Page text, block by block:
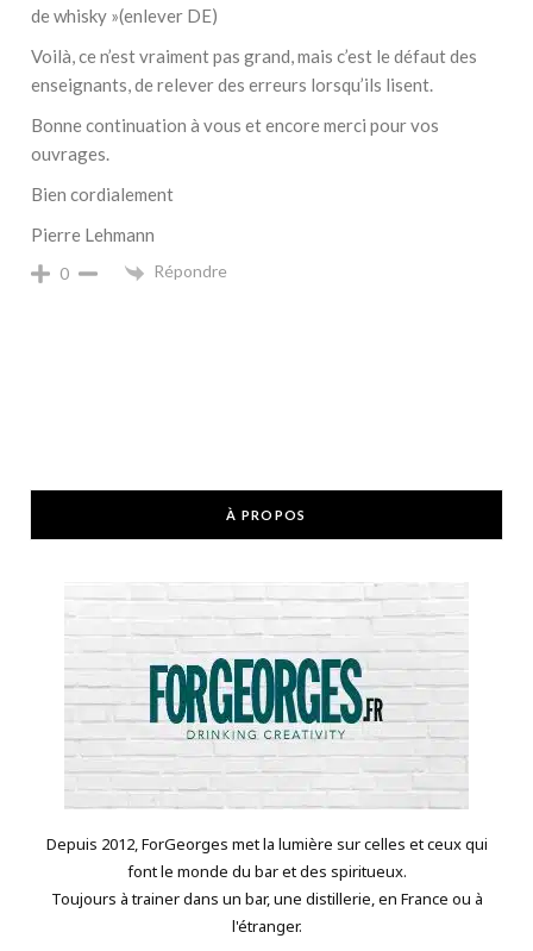
de whisky »(enlever DE)
Voilà, ce n’est vraiment pas grand, mais c’est le défaut des
enseignants, de relever des erreurs lorsqu’ils lisent.
Bonne continuation à vous et encore merci pour vos
ouvrages.
Bien cordialement
Pierre Lehmann
0 Répondre
À PROPOS
Depuis 2012, ForGeorges met la lumière sur celles et ceux qui
font le monde du bar et des spiritueux.
Toujours à trainer dans un bar, une distillerie, en France ou à
l'étranger.